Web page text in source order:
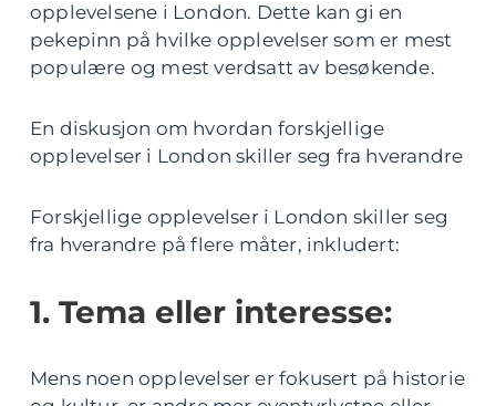
opplevelsene i London. Dette kan gi en
pekepinn på hvilke opplevelser som er mest
populære og mest verdsatt av besøkende.
En diskusjon om hvordan forskjellige
opplevelser i London skiller seg fra hverandre
Forskjellige opplevelser i London skiller seg
fra hverandre på flere måter, inkludert:
1. Tema eller interesse:
Mens noen opplevelser er fokusert på historie